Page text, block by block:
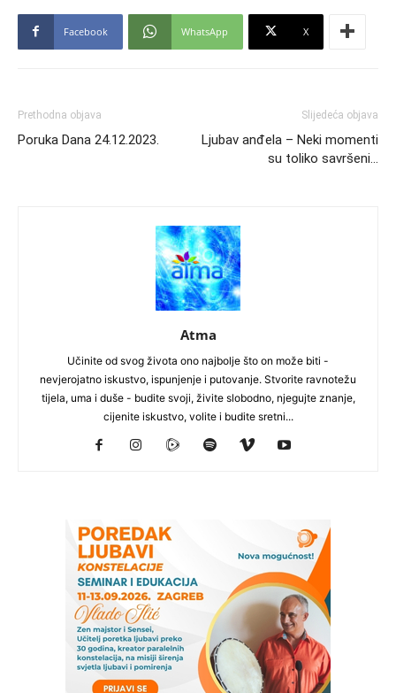
Facebook WhatsApp X
Prethodna objava
Poruka Dana 24.12.2023.
Slijedeća objava
Ljubav anđela – Neki momenti
su toliko savršeni…
Atma
Učinite od svog života ono najbolje što on može biti -
nevjerojatno iskustvo, ispunjenje i putovanje. Stvorite ravnotežu
tijela, uma i duše - budite svoji, živite slobodno, njegujte znanje,
cijenite iskustvo, volite i budite sretni...